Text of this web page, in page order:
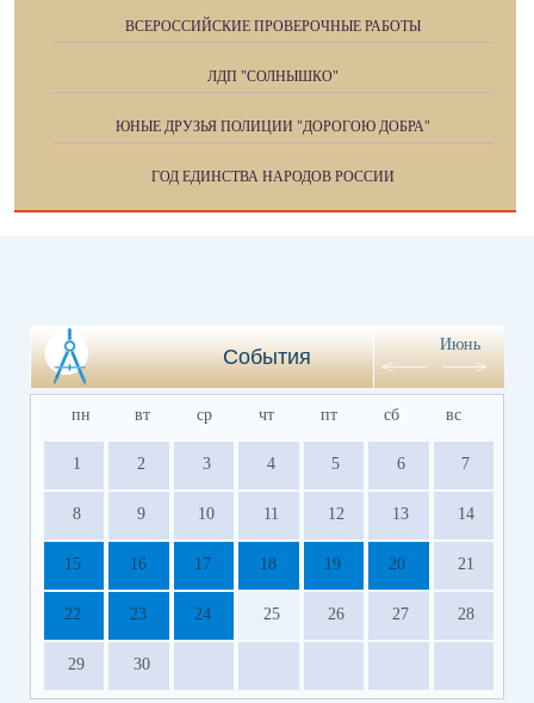
ВСЕРОССИЙСКИЕ ПРОВЕРОЧНЫЕ РАБОТЫ
ЛДП "СОЛНЫШКО"
ЮНЫЕ ДРУЗЬЯ ПОЛИЦИИ "ДОРОГОЮ ДОБРА"
ГОД ЕДИНСТВА НАРОДОВ РОССИИ
События
Июнь
пн вт ср чт пт сб вс
1 2 3 4 5 6 7
8 9 10 11 12 13 14
15 16 17 18 19 20 21
22 23 24 25 26 27 28
29 30